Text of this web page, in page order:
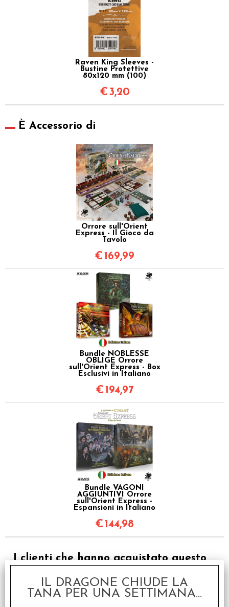
Raven King Sleeves -
Bustine Protettive
80x120 mm (100)
€3,20
È Accessorio di
Orrore sull'Orient
Express - Il Gioco da
Tavolo
€ 169,99
Bundle NOBLESSE
OBLIGE Orrore
sull'Orient Express - Box
Esclusivi in Italiano
€ 194,97
Bundle VAGONI
AGGIUNTIVI Orrore
sull'Orient Express -
Espansioni in Italiano
€ 144,98
I clienti che hanno acquistato questo
articoli
IL DRAGONE CHIUDE LA
TANA PER UNA SETTIMANA...